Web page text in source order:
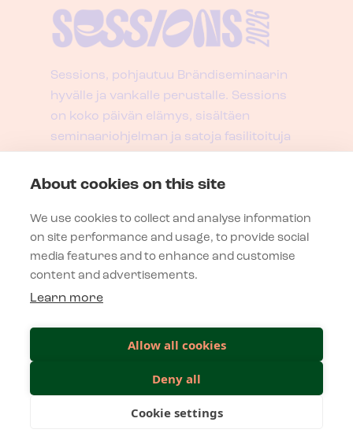
About cookies on this site
We use cookies to collect and analyse information
on site performance and usage, to provide social
media features and to enhance and customise
content and advertisements.
Learn more
Allow all cookies
Deny all
Cookie settings
UNLEASH YOUR CREATIVE BUSINESS
Sessions, pohjautuu Brändiseminaarin
hyvälle ja vankalle perustalle. Sessions
on koko päivän elämys, sisältäen
seminaariohjelman ja satoja fasilitoituja
mukaansa!
Yhteystiedot
Viestikatu 1, 70600 Kuopio
info@sessionsevent.fi